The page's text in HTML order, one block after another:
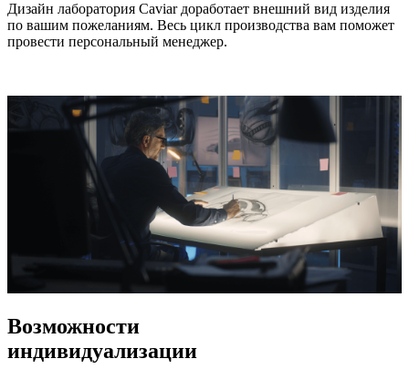
Дизайн лаборатория Caviar доработает внешний вид изделия
по вашим пожеланиям. Весь цикл производства вам поможет
провести персональный менеджер.
Возможности
индивидуализации